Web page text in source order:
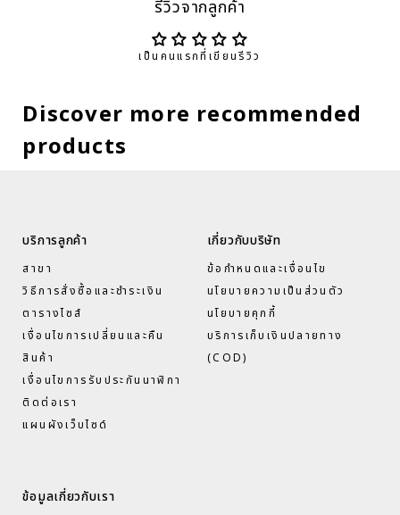
รีวิวจากลูกค้า
เป็นคนแรกที่เขียนรีวิว
Discover more recommended
products
บริการลูกค้า
สาขา
วิธีการสั่งซื้อและชำระเงิน
ตารางไซส์
เงื่อนไขการเปลี่ยนและคืน
สินค้า
เงื่อนไขการรับประกันนาฬิกา
ติดต่อเรา
แผนผังเว็บไซด์
เกี่ยวกับบริษัท
ข้อกำหนดและเงื่อนไข
นโยบายความเป็นส่วนตัว
นโยบายคุกกี้
บริการเก็บเงินปลายทาง
(COD)
ข้อมูลเกี่ยวกับเรา